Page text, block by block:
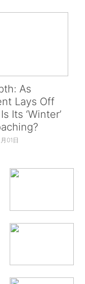
As
Lays Off
Its ‘Winter’
01日